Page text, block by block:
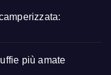
più amate